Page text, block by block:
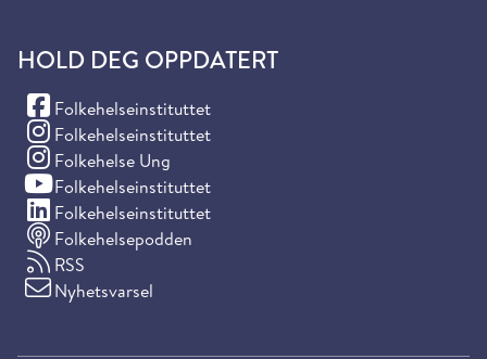
HOLD DEG OPPDATERT
Folkehelseinstituttet
(Facebook)
Folkehelseinstituttet
(Instagram)
Folkehelse Ung
(Instagram)
Folkehelseinstituttet
(YouTube)
Folkehelseinstituttet
(LinkedIn)
Folkehelsepodden
RSS
Nyhetsvarsel